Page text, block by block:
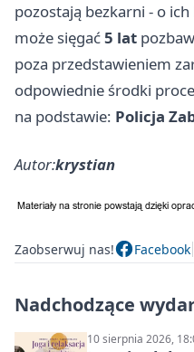
pozostają bezkarni - o
może sięgać5 lat
poza przedstawieniem
odpowiednie środki
na podstawie: Policja
Autor:krystian
Zaobserwuj nas! Facebook
Nadchodzące
10 sierpnia 2026,